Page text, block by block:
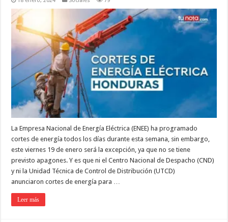
La Empresa Nacional de Energía Eléctrica (ENEE) ha programado
cortes de energía todos los días durante esta semana, sin embargo,
este viernes 19 de enero será la excepción, ya que no se tiene
previsto apagones. Y es que ni el Centro Nacional de Despacho (CND)
y ni la Unidad Técnica de Control de Distribución (UTCD)
anunciaron cortes de energía para …
Leer más